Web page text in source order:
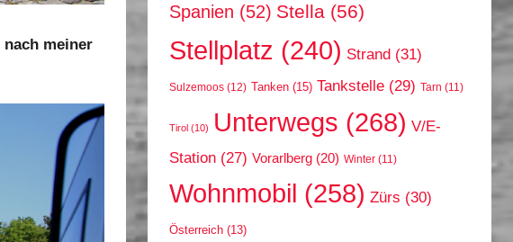
meiner
Spanien (52) Stella (56)
Stellplatz (240) Strand (31)
Sulzemoos (12) Tanken (15) Tankstelle (29) Tarn (11)
Tirol (10) Unterwegs (268) V/E-
Station (27) Vorarlberg (20) Winter (11)
Wohnmobil (258) Zürs (30)
Österreich (13)